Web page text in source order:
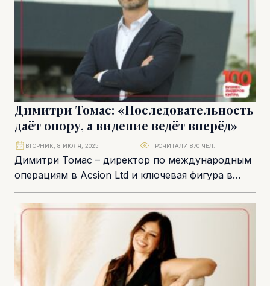
Димитри Томас: «Последовательность
даёт опору, а видение ведёт вперёд»
Димитри Томас – директор по международным
операциям в Acsion Ltd и ключевая фигура в
проекте Metropolis Mall в Ларнаке –...
ВТОРНИК, 8 ИЮЛЯ, 2025 ПРОЧИТАЛИ 870 ЧЕЛ.